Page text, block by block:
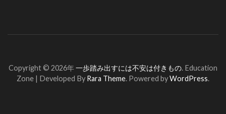
Copyright © 2026年一歩踏み出すには不安は付きもの. Education
Zone | Developed By Rara Theme. Powered byWordPress.